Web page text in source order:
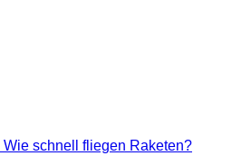
schnell fliegen Raketen?